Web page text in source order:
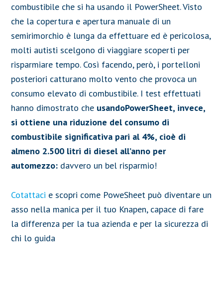
combustibile che si ha usando il PowerSheet. Visto
che la copertura e apertura manuale di un
semirimorchio è lunga da effettuare ed è pericolosa,
molti autisti scelgono di viaggiare scoperti per
risparmiare tempo. Così facendo, però, i portelloni
posteriori catturano molto vento che provoca un
consumo elevato di combustibile. I test effettuati
hanno dimostrato che usandoPowerSheet, invece,
si ottiene una riduzione del consumo di
combustibile significativa pari al 4%, cioè di
almeno 2.500 litri di diesel all’anno per
automezzo: davvero un bel risparmio!
Cotattaci e scopri come PoweSheet può diventare un
asso nella manica per il tuo Knapen, capace di fare
la differenza per la tua azienda e per la sicurezza di
chi lo guida